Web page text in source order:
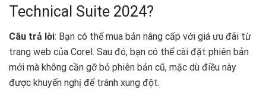
Technical Suite 2024?
Câu trả lời: Bạn có thể mua bản nâng cấp với giá ưu đãi từ
trang web của Corel. Sau đó, bạn có thể cài đặt phiên bản
mới mà không cần gỡ bỏ phiên bản cũ, mặc dù điều này
được khuyến nghị để tránh xung đột.